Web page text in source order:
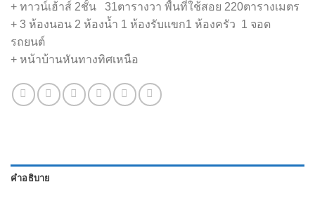
+ ทาวน์เฮ้าส์ 2ชั้น 31ตารางวา พื้นที่ใช้สอย 220ตารางเมตร
+ 3 ห้องนอน 2 ห้องน้ำ 1 ห้องรับแขก1 ห้องครัว 1 จอด
รถยนต์
+ หน้าบ้านหันทางทิศเหนือ
คำอธิบาย